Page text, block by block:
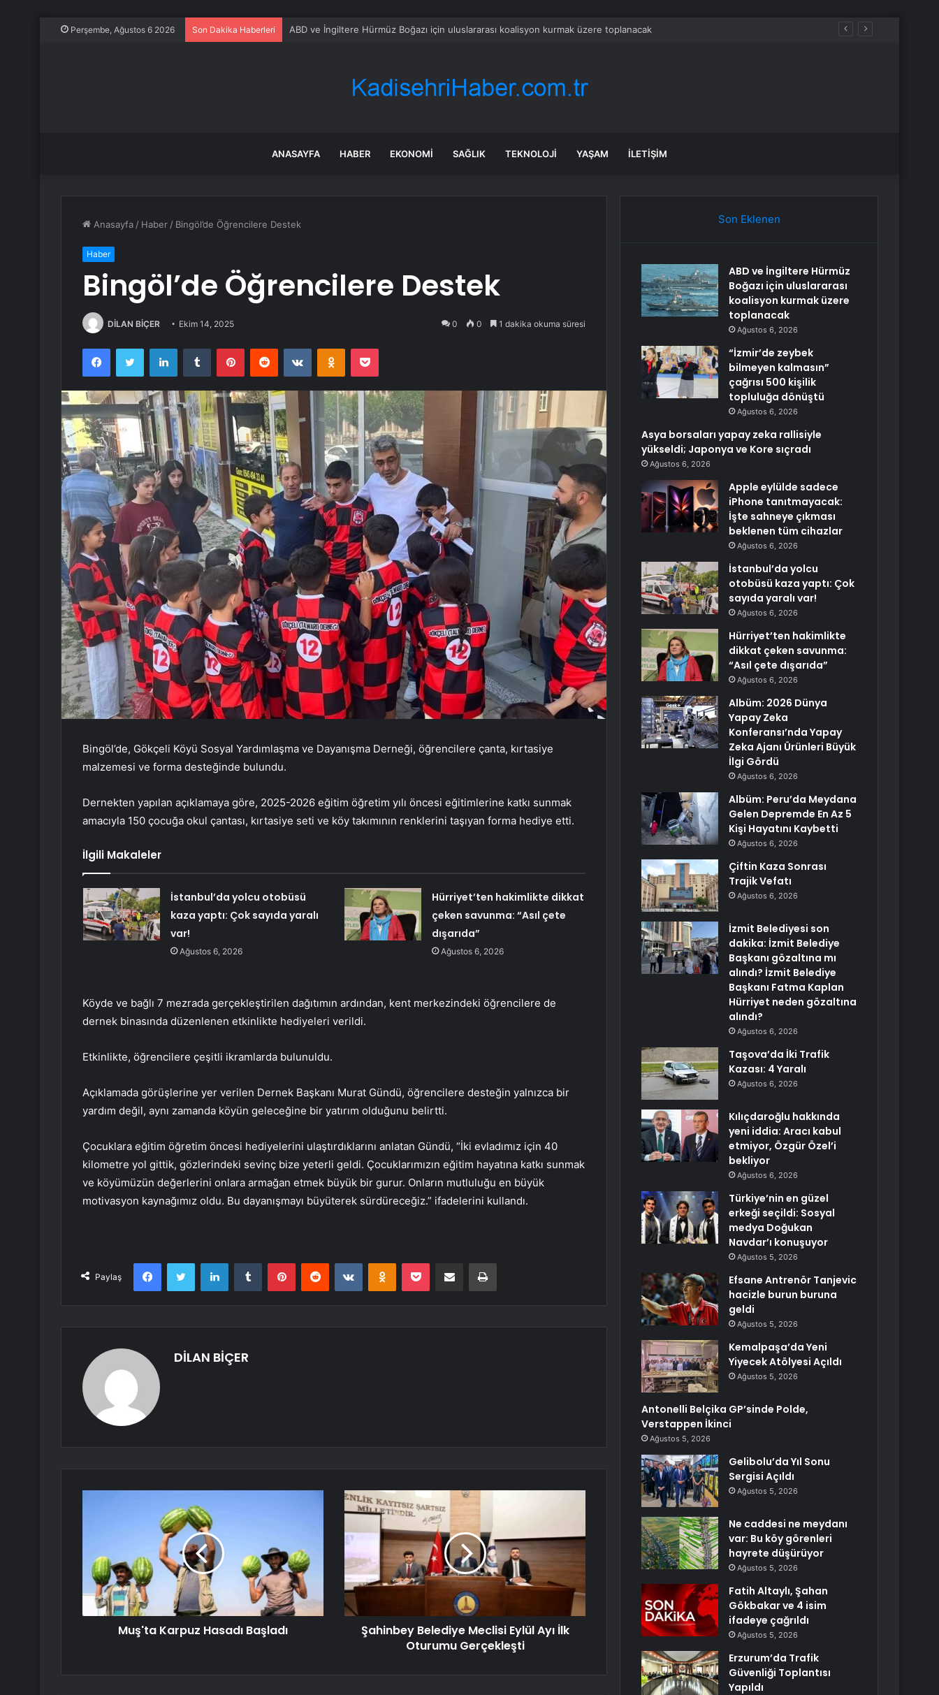
Perşembe, Ağustos 6 2026 Son Dakika Haberleri “İzmir’de zeybek bilmeyen kalmasın” çağrısı 500 kişilik topluluğa dönüştü
ANASAYFA HABER EKONOMI SAĞLIK TEKNOLOJI YAŞAM İLETIŞIM
Anasayfa / Haber / Bingöl’de Öğrencilere Destek
Haber
Bingöl’de Öğrencilere Destek
DİLAN BİÇER Ekim 14, 2025 0 0 1 dakika okuma süresi
FacebookTwitter LinkedInTumblr PinterestReddit VKontakteOdnoklassniki
Pocket
Bingöl’de, Gökçeli Köyü Sosyal Yardımlaşma ve Dayanışma Derneği, öğrencilere çanta, kırtasiye
malzemesi ve forma desteğinde bulundu.
Dernekten yapılan açıklamaya göre, 2025-2026 eğitim öğretim yılı öncesi eğitimlerine katkı sunmak
amacıyla 150 çocuğa okul çantası, kırtasiye seti ve köy takımının renklerini taşıyan forma hediye etti.
İlgili Makaleler
İstanbul’da yolcu otobüsü
kaza yaptı: Çok sayıda yaralı
var!
Ağustos 6, 2026
Hürriyet’ten hakimlikte dikkat
çeken savunma: “Asıl çete
dışarıda”
Ağustos 6, 2026
Köyde ve bağlı 7 mezrada gerçekleştirilen dağıtımın ardından, kent merkezindeki öğrencilere de
dernek binasında düzenlenen etkinlikte hediyeleri verildi.
Etkinlikte, öğrencilere çeşitli ikramlarda bulunuldu.
Açıklamada görüşlerine yer verilen Dernek Başkanı Murat Gündü, öğrencilere desteğin yalnızca bir
yardım değil, aynı zamanda köyün geleceğine bir yatırım olduğunu belirtti.
Çocuklara eğitim öğretim öncesi hediyelerini ulaştırdıklarını anlatan Gündü, “İki evladımız için 40
kilometre yol gittik, gözlerindeki sevinç bize yeterli geldi. Çocuklarımızın eğitim hayatına katkı sunmak
ve köyümüzün değerlerini onlara armağan etmek büyük bir gurur. Onların mutluluğu en büyük
motivasyon kaynağımız oldu. Bu dayanışmayı büyüterek sürdüreceğiz.” ifadelerini kullandı.
Paylaş
FacebookTwitter LinkedInTumblr PinterestReddit VKontakteOdnoklassniki
Pocket E-Posta ile paylaş Yazdır
DİLAN BİÇER
Muş'ta Karpuz Hasadı Başladı
Şahinbey Belediye Meclisi Eylül Ayı İlk
Oturumu Gerçekleşti
Son Eklenen
ABD ve İngiltere Hürmüz
Boğazı için uluslararası
koalisyon kurmak üzere
toplanacak
Ağustos 6, 2026
“İzmir’de zeybek
bilmeyen kalmasın”
çağrısı 500 kişilik
topluluğa dönüştü
Ağustos 6, 2026
Asya borsaları yapay zeka rallisiyle
yükseldi; Japonya ve Kore sıçradı
Ağustos 6, 2026
Apple eylülde sadece
iPhone tanıtmayacak:
İşte sahneye çıkması
beklenen tüm cihazlar
Ağustos 6, 2026
İstanbul’da yolcu
otobüsü kaza yaptı: Çok
sayıda yaralı var!
Ağustos 6, 2026
Hürriyet’ten hakimlikte
dikkat çeken savunma:
“Asıl çete dışarıda”
Ağustos 6, 2026
Albüm: 2026 Dünya
Yapay Zeka
Konferansı’nda Yapay
Zeka Ajanı Ürünleri Büyük
İlgi Gördü
Ağustos 6, 2026
Albüm: Peru’da Meydana
Gelen Depremde En Az 5
Kişi Hayatını Kaybetti
Ağustos 6, 2026
Çiftin Kaza Sonrası
Trajik Vefatı
Ağustos 6, 2026
İzmit Belediyesi son
dakika: İzmit Belediye
Başkanı gözaltına mı
alındı? İzmit Belediye
Başkanı Fatma Kaplan
Hürriyet neden gözaltına
alındı?
Ağustos 6, 2026
Taşova’da İki Trafik
Kazası: 4 Yaralı
Ağustos 6, 2026
Kılıçdaroğlu hakkında
yeni iddia: Aracı kabul
etmiyor, Özgür Özel’i
bekliyor
Ağustos 6, 2026
Türkiye’nin en güzel
erkeği seçildi: Sosyal
medya Doğukan
Navdar’ı konuşuyor
Ağustos 5, 2026
Efsane Antrenör Tanjevic
hacizle burun buruna
geldi
Ağustos 5, 2026
Kemalpaşa’da Yeni
Yiyecek Atölyesi Açıldı
Ağustos 5, 2026
Antonelli Belçika GP’sinde Polde,
Verstappen İkinci
Ağustos 5, 2026
Gelibolu’da Yıl Sonu
Sergisi Açıldı
Ağustos 5, 2026
Ne caddesi ne meydanı
var: Bu köy görenleri
hayrete düşürüyor
Ağustos 5, 2026
Fatih Altaylı, Şahan
Gökbakar ve 4 isim
ifadeye çağrıldı
Ağustos 5, 2026
Erzurum’da Trafik
Güvenliği Toplantısı
Yapıldı